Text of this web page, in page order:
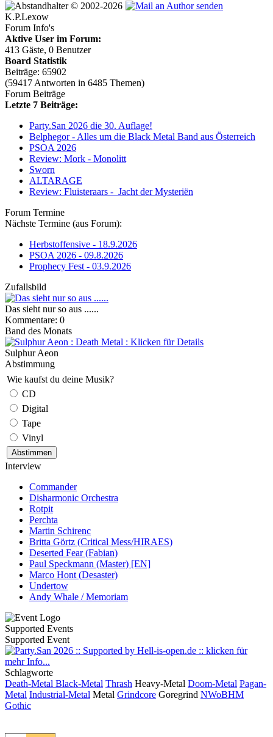
© 2002-2026
K.P.Lexow
Forum Info's
Aktive User im Forum:
413 Gäste, 0 Benutzer
Board Statistik
Beiträge: 65902
(59417 Antworten in 6485 Themen)
Forum Beiträge
Letzte 7 Beiträge:
Party.San 2026 die 30. Auflage!
Belphegor - Alles um die Black Metal Band aus Österreich
PSOA 2026
Review: Mork - Monolitt
Sworn
ALTARAGE
Review: Fluisteraars - Jacht der Mysteriën
Forum Termine
Nächste Termine (aus Forum):
Herbstoffensive - 18.9.2026
PSOA 2026 - 09.8.2026
Prophecy Fest - 03.9.2026
Zufallsbild
Das sieht nur so aus ......
Kommentare: 0
Band des Monats
Sulphur Aeon
Abstimmung
Wie kaufst du deine Musik?
CD
Digital
Tape
Vinyl
Interview
Commander
Disharmonic Orchestra
Rotpit
Perchta
Martin Schirenc
Britta Görtz (Critical Mess/HIRAES)
Deserted Fear (Fabian)
Paul Speckmann (Master) [EN]
Marco Hont (Desaster)
Undertow
Andy Whale / Memoriam
Supported Events
Supported Event
Schlagworte
Death-Metal Black-Metal Thrash Heavy-Metal Doom-Metal Pagan-
Metal Industrial-Metal Metal Grindcore Goregrind NWoBHM
Gothic